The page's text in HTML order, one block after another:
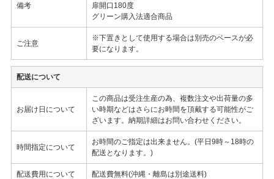
備考
扉開口180度
グリーン購入法適合商品
ご注意
※下置きとして使用する場合は別売のベースが必
要になります。
配送について
お届け日について
この商品は受注生産の為、複数注文や出荷量の多
い時期などはさらにお時間を頂戴する可能性がご
ざいます。納期詳細はお問い合わせください。
時間指定について
お時間のご指定は出来ません。(平日9時～18時の
配送となります。)
配送費用について 配送費無料(沖縄・離島は別途送料)